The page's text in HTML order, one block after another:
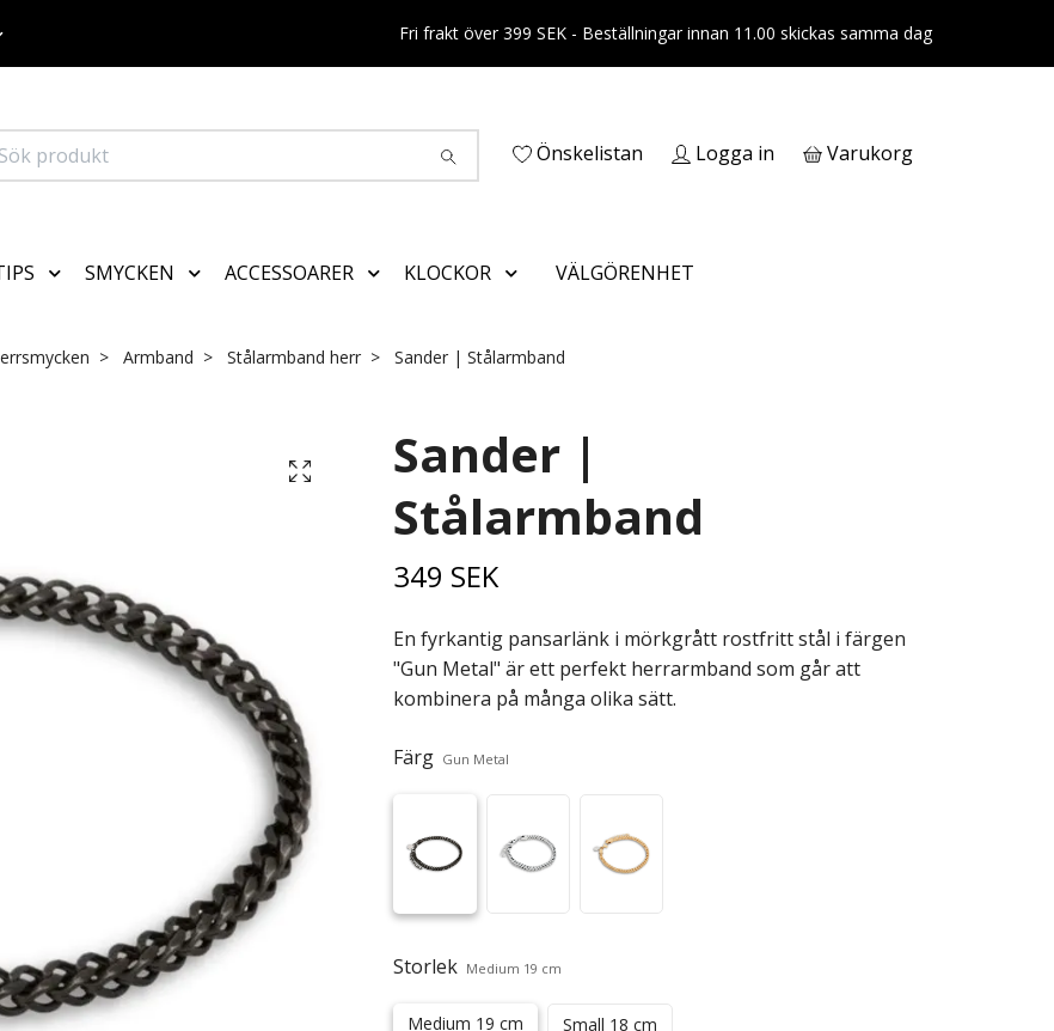
Fri frakt över 399 SEK - Beställningar innan 11.00 skickas samma dag
Önskelistan Logga in Varukorg
SMYCKEN ACCESSOARER KLOCKOR VÄLGÖRENHET
Armband Stålarmband herr Sander | Stålarmband
Sander |
Stålarmband
349 SEK
En fyrkantig pansarlänk i mörkgrått rostfritt stål i färgen
"Gun Metal" är ett perfekt herrarmband som går att
kombinera på många olika sätt.
Färg Gun Metal
Storlek Medium 19 cm
Medium 19 cm Small 18 cm